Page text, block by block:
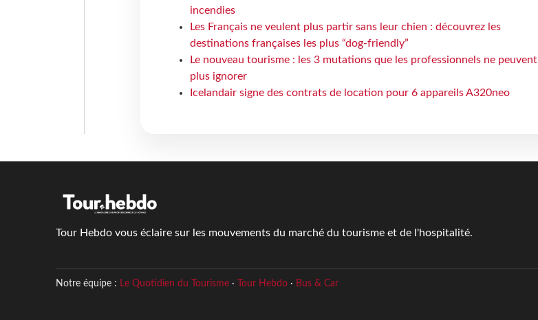
incendies
Les Français ne veulent plus partir sans leur chien : découvrez les
destinations françaises les plus “dog-friendly”
Le nouveau tourisme : les 3 mutations que les professionnels ne peuvent
plus ignorer
Icelandair signe des contrats de location pour 6 appareils A320neo
Tour Hebdo vous éclaire sur les mouvements du marché du tourisme et de l'hospitalité.
Notre équipe : Le Quotidien du Tourisme· Tour Hebdo· Bus & Car